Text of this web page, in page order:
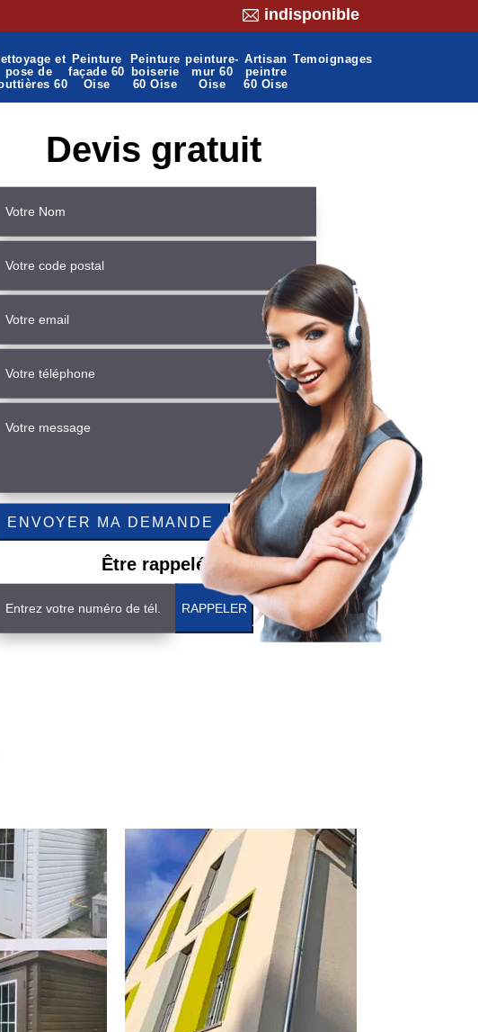
indisponible
et
pose de
60
Peinture
façade 60
Oise
Peinture
boiserie
60 Oise
peinture-
mur 60
Oise
Artisan
peintre
60 Oise
Temoignages
Devis gratuit
Être rappelé